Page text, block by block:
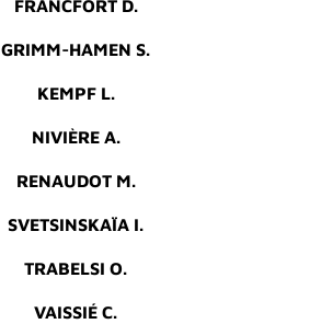
FRANCFORT D.
GRIMM-HAMEN S.
KEMPF L.
NIVIÈRE A.
RENAUDOT M.
SVETSINSKAÏA I.
TRABELSI O.
VAISSIÉ C.